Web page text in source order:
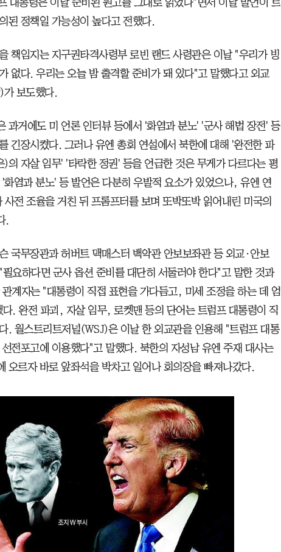
대통령은 이날 준비된 원고를 그대로 읽었다"면서 이날 발언이 트
된 정책일 가능성이 높다고 전했다.
책임지는 지구권타격사령부 로빈 랜드 사령관은 이날 "우리가 빙
없다. 우리는 오늘 밤 출격할 준비가 돼 있다"고 말했다고 외교
가 보도했다.
과거에도 미 언론 인터뷰 등에서 '화염과 분노' '군사 해법 장전' 등
긴장시켰다. 그러나 유엔 총회 연설에서 북한에 대해 '완전한 파
의 자살 임무' '타락한 정권' 등을 언급한 것은 무게가 다르다는 평
화염과 분노' 등 발언은 다분히 우발적 요소가 있었으나, 유엔 연
전 조율을 거친 뒤 프롬프터를 보며 또박또박 읽어내린 미국의
.
국무장관과 허버트 맥매스터 백악관 안보보좌관 등 외교·안보
요하다면 군사 옵션 준비를 대단히 서둘러야 한다"고 말한 것과
계자는 "대통령이 직접 표현을 가다듬고, 미세 조정을 하는 데 엄
. 완전 파괴, 자살 임무, 로켓맨 등의 단어는 트럼프 대통령이 직
. 월스트리트저널(WSJ)은 이날 한 외교관을 인용해 "트럼프 대통
전포고에 이용했다"고 말했다. 북한의 자성남 유엔 주재 대사는
오르자 바로 앞좌석을 박차고 일어나 회의장을 빠져나갔다.